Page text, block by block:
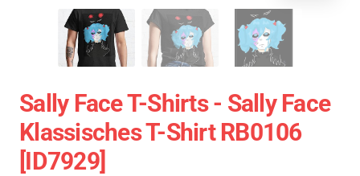
Sally Face T-Shirts - Sally Face
Klassisches T-Shirt RB0106
[ID7929]